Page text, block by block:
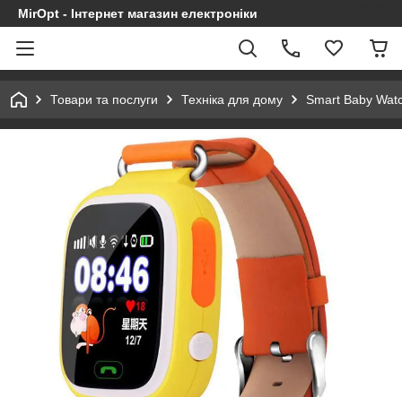
MirOpt - Інтернет магазин електроніки
Товари та послуги Техніка для дому Smart Baby